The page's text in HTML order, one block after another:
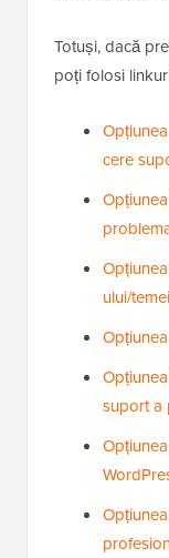
Totuși, dacă
poți folosi
cere
ului/
suport a